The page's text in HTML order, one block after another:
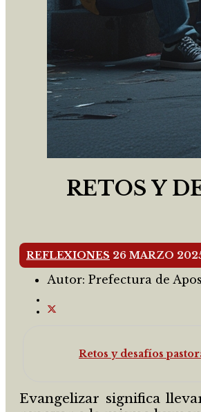
RETOS Y
REFLEXIONES 26 MARZO
Autor: Prefectura de
Retos y desafíos
Evangelizar significa